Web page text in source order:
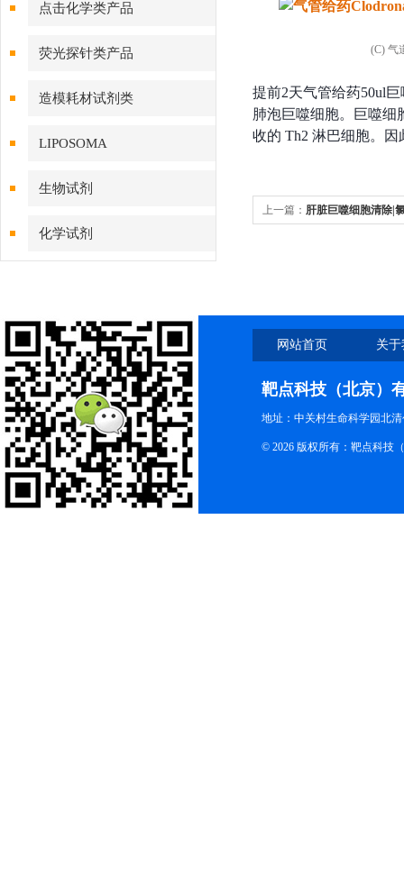
点击化学类产品
荧光探针类产品
造模耗材试剂类
LIPOSOMA
生物试剂
化学试剂
精品仪器
技术服务
(C) 气
提前2天气管给药50ul
肺泡巨噬细胞。
巨噬细
收的 Th2 淋巴细胞。
上一篇： 肝脏巨噬细胞清除|
网站首页 关
靶点科技（北京）
地址：中关村生命科学园北
© 2026 版权所有：靶点科技